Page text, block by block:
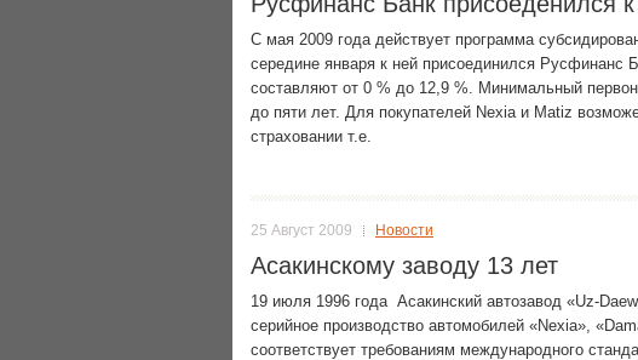
С мая 2009 года действует программа
середине января к ней присоединился Русфинанс
составляют от 0 % до 12,9 %. Минимальный
до пяти лет. Для покупателей Nexia и Matiz
страховании т.е.
25 Август 2009 Новости
Асакинскому заводу 13 лет
19 июля 1996 года Асакинский автозавод «Uz-
серийное производство автомобилей «Nexia»,
соответствует требованиям международного